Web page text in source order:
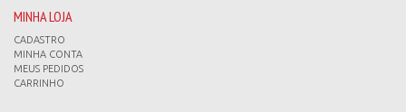
MINHA LOJA
CADASTRO
MINHA CONTA
MEUS PEDIDOS
CARRINHO